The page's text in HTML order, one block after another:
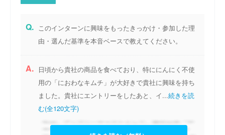
Q. このインターンに興味をもったきっかけ・参加した理
由・選んだ基準を本音ベースで教えてください。
A. 日頃から貴社の商品を食べており、特ににんにく不使
用の「におわなキムチ」が大好きで貴社に興味を持ち
ました。貴社にエントリーをしたあと、イ...続きを読
む(全120文字)